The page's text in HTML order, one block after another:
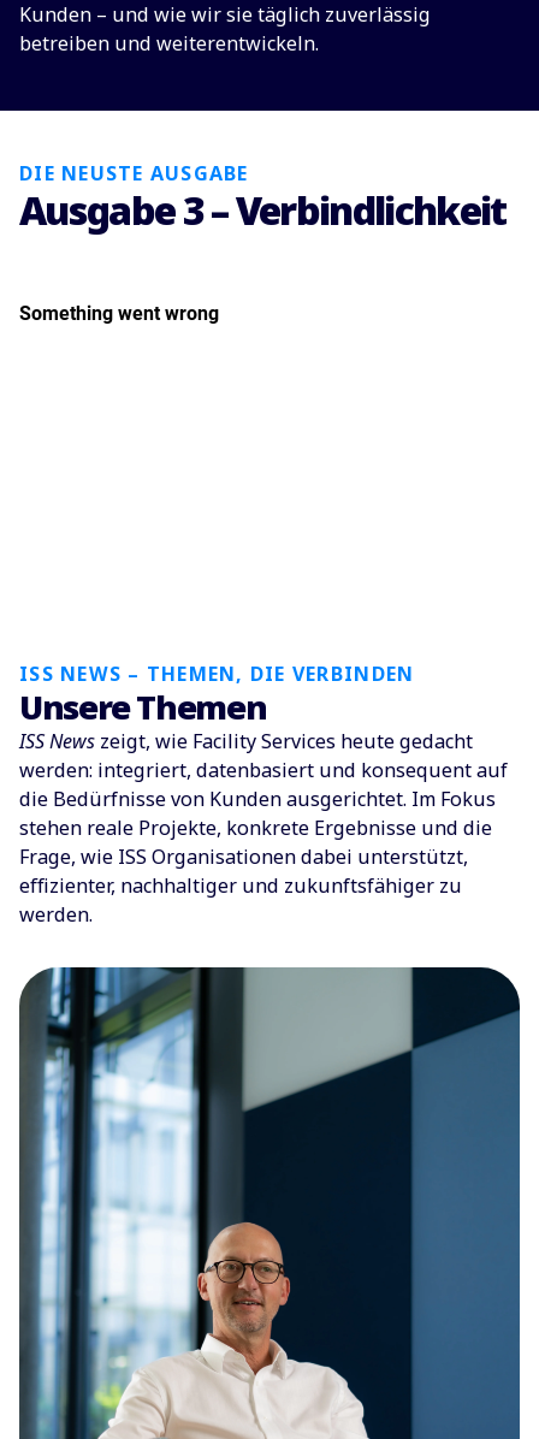
Kunden – und wie wir sie täglich zuverlässig
betreiben und weiterentwickeln.
DIE NEUSTE AUSGABE
Ausgabe 3 – Verbindlichkeit
ISS NEWS – THEMEN, DIE VERBINDEN
Unsere Themen
ISS News zeigt, wie Facility Services heute gedacht
werden: integriert, datenbasiert und konsequent auf
die Bedürfnisse von Kunden ausgerichtet. Im Fokus
stehen reale Projekte, konkrete Ergebnisse und die
Frage, wie ISS Organisationen dabei unterstützt,
effizienter, nachhaltiger und zukunftsfähiger zu
werden.